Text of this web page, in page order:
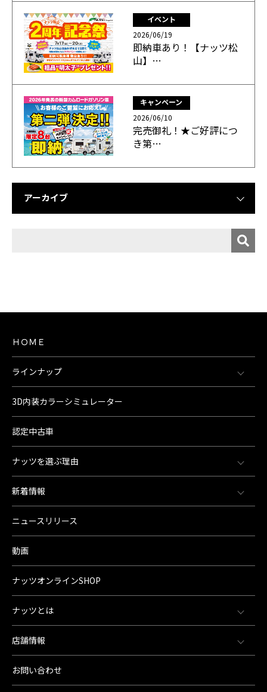
イベント
2026/06/19
即納車あり！【ナッツ松
山】…
キャンペーン
2026/06/10
完売御礼！★ご好評につ
き第…
アーカイブ
ＨＯＭＥ
ラインナップ
3D内装カラーシミュレーター
認定中古車
ナッツを選ぶ理由
新着情報
ニュースリリース
動画
ナッツオンラインSHOP
ナッツとは
店舗情報
お問い合わせ